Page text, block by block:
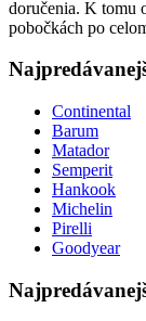
doručenia. K tomu
pobočkách po
Continental
Barum
Matador
Semperit
Hankook
Michelin
Pirelli
Goodyear